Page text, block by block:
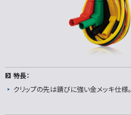
特長：
クリップの先は錆びに強い金メッキ仕様。